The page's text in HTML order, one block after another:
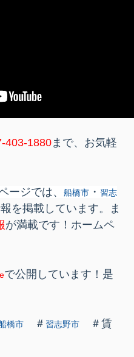
403-1880まで、お気軽
ージでは、 船橋市 ・ 習志
を掲載しています。ま
が満載です！ホームペ
で公開しています！是
橋市 ＃ 習志野市
＃賃